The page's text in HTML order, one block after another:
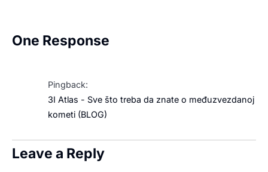
One Response
Pingback:
3I Atlas - Sve što treba da znate o međuzvezdanoj
kometi (BLOG)
Leave a Reply